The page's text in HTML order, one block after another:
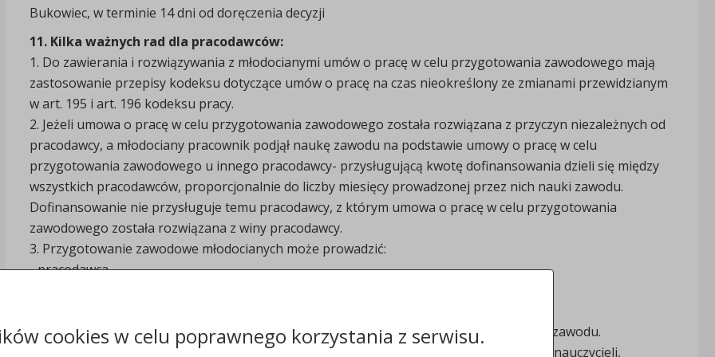
Bukowiec, w terminie 14 dni od doręczenia decyzji
11. Kilka ważnych rad dla pracodawców:
1. Do zawierania i rozwiązywania z młodocianymi umów o pracę w celu przygotowania zawodowego mają
zastosowanie przepisy kodeksu dotyczące umów o pracę na czas nieokreślony ze zmianami przewidzianym
w art. 195 i art. 196 kodeksu pracy.
2. Jeżeli umowa o pracę w celu przygotowania zawodowego została rozwiązana z przyczyn niezależnych od
pracodawcy, a młodociany pracownik podjął naukę zawodu na podstawie umowy o pracę w celu
przygotowania zawodowego u innego pracodawcy- przysługującą kwotę dofinansowania dzieli się między
wszystkich pracodawców, proporcjonalnie do liczby miesięcy prowadzonej przez nich nauki zawodu.
Dofinansowanie nie przysługuje temu pracodawcy, z którym umowa o pracę w celu przygotowania
zawodowego została rozwiązana z winy pracodawcy.
3. Przygotowanie zawodowe młodocianych może prowadzić:
- pracodawca,
pod warunkiem posiadania kwalifikacji wymaganych od instruktorów praktycznej nauki zawodu.
3.1. Instruktorzy praktycznej nauki zawodu powinni posiadać kwalifikacje wymagane od nauczycieli,
cookies w celu poprawnego korzystania z serwisu.